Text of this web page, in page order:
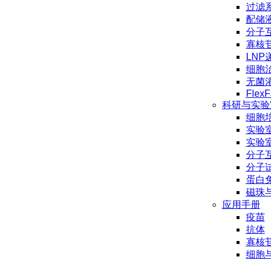
过滤
配储
分子
寡核
LNP
细胞
无菌
科研与实验
细胞
实验
实验
分子
分子
蛋白
磁珠
应用手册
疫苗
抗体
寡核
细胞